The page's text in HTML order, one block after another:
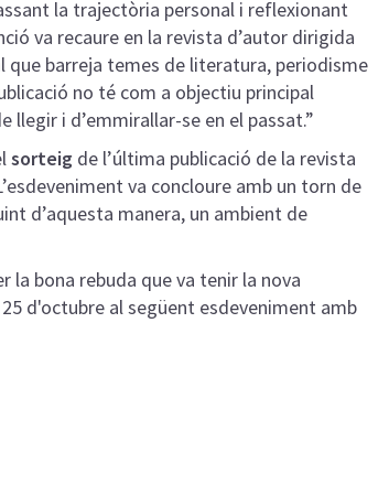
la trajectòria personal i reflexionant
va recaure en la revista d’autor dirigida
que barreja temes de literatura, periodisme
no té com a objectiu principal
llegir i d’emmirallar-se en el passat.”
sorteig de l’última publicació de la revista
va concloure amb un torn de
d’aquesta manera, un ambient de
la bona rebuda que va tenir la nova
d'octubre al següent esdeveniment amb